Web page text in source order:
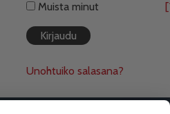
Muista minut
Unohtuiko salasana?